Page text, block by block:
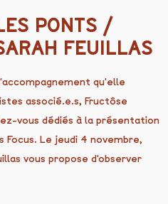
PONTS /
FEUILLAS
qu'elle
associé.e.s, Fructôse
vous dédiés à la présentation
Focus. Le jeudi 4 novembre,
vous propose d'observer